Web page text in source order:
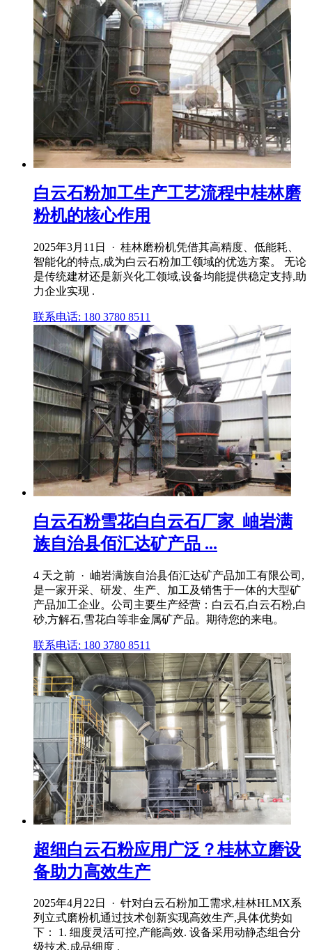
白云石粉加工生产工艺流程中桂林磨
粉机的核心作用
2025年3月11日 · 桂林磨粉机凭借其高精度、低能耗、
智能化的特点,成为白云石粉加工领域的优选方案。 无论
是传统建材还是新兴化工领域,设备均能提供稳定支持,助
力企业实现 .
联系电话: 180 3780 8511
白云石粉雪花白白云石厂家_岫岩满
族自治县佰汇达矿产品 ...
4 天之前 · 岫岩满族自治县佰汇达矿产品加工有限公司,
是一家开采、研发、生产、加工及销售于一体的大型矿
产品加工企业。公司主要生产经营：白云石,白云石粉,白
砂,方解石,雪花白等非金属矿产品。期待您的来电。
联系电话: 180 3780 8511
超细白云石粉应用广泛？桂林立磨设
备助力高效生产
2025年4月22日 · 针对白云石粉加工需求,桂林HLMX系
列立式磨粉机通过技术创新实现高效生产,具体优势如
下： 1. 细度灵活可控,产能高效. 设备采用动静态组合分
级技术,成品细度 .